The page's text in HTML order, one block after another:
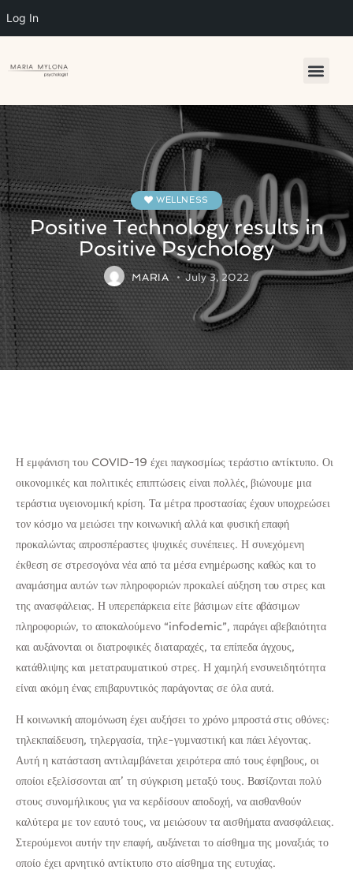
Log In
WELLNESS
Positive Technology results in
Positive Psychology
MARIA July 3, 2022
Η εμφάνιση του COVID-19 έχει παγκοσμίως τεράστιο αντίκτυπο. Οι
οικονομικές και πολιτικές επιπτώσεις είναι πολλές, βιώνουμε μια
τεράστια υγειονομική κρίση. Τα μέτρα προστασίας έχουν υποχρεώσει
τον κόσμο να μειώσει την κοινωνική αλλά και φυσική επαφή
προκαλώντας απροσπέραστες ψυχικές συνέπειες. Η συνεχόμενη
έκθεση σε στρεσογόνα νέα από τα μέσα ενημέρωσης καθώς και το
αναμάσημα αυτών των πληροφοριών προκαλεί αύξηση του στρες και
της ανασφάλειας. Η υπερεπάρκεια είτε βάσιμων είτε αβάσιμων
πληροφοριών, το αποκαλούμενο “infodemic”, παράγει αβεβαιότητα
και αυξάνονται οι διατροφικές διαταραχές, τα επίπεδα άγχους,
κατάθλιψης και μετατραυματικού στρες. Η χαμηλή ενσυνειδητότητα
είναι ακόμη ένας επιβαρυντικός παράγοντας σε όλα αυτά.
Η κοινωνική απομόνωση έχει αυξήσει το χρόνο μπροστά στις οθόνες:
τηλεκπαίδευση, τηλεργασία, τηλε-γυμναστική και πάει λέγοντας.
Αυτή η κατάσταση αντιλαμβάνεται χειρότερα από τους έφηβους, οι
οποίοι εξελίσσονται απ’ τη σύγκριση μεταξύ τους. Βασίζονται πολύ
στους συνομήλικους για να κερδίσουν αποδοχή, να αισθανθούν
καλύτερα με τον εαυτό τους, να μειώσουν τα αισθήματα ανασφάλειας.
Στερούμενοι αυτήν την επαφή, αυξάνεται το αίσθημα της μοναξιάς το
οποίο έχει αρνητικό αντίκτυπο στο αίσθημα της ευτυχίας.